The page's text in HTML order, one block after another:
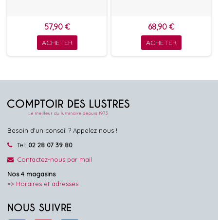
57,90 €
ACHETER
68,90 €
ACHETER
Besoin d'un conseil ? Appelez nous !
Tel: 02 28 07 39 80
Contactez-nous par mail
Nos 4 magasins
=> Horaires et adresses
NOUS SUIVRE